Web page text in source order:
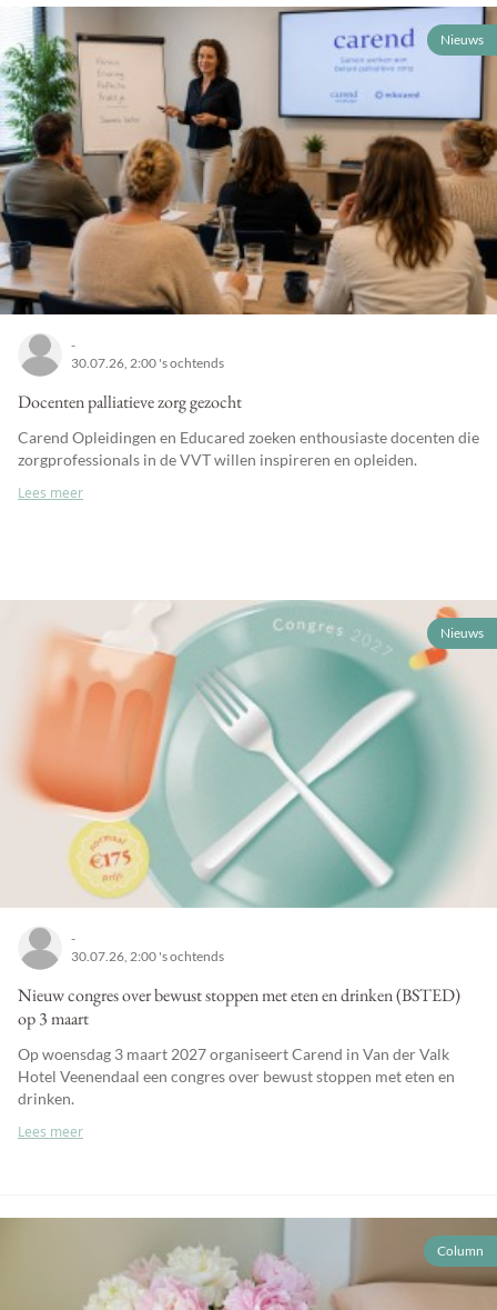
Nieuws
-
30.07.26, 2:00 's ochtends
Docenten palliatieve zorg gezocht
Carend Opleidingen en Educared zoeken enthousiaste docenten die
zorgprofessionals in de VVT willen inspireren en opleiden.
Lees meer
Nieuws
-
30.07.26, 2:00 's ochtends
Nieuw congres over bewust stoppen met eten en drinken (BSTED)
op 3 maart
Op woensdag 3 maart 2027 organiseert Carend in Van der Valk
Hotel Veenendaal een congres over bewust stoppen met eten en
drinken.
Lees meer
Column